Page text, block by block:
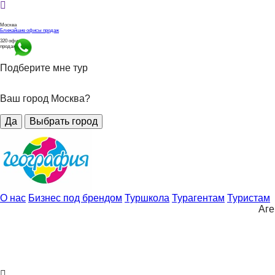
Москва
Ближайшие офисы продаж
320 офисов
продаж
Подберите мне тур
Ваш город Москва?
Да Выбрать город
О нас Бизнес под брендом Туршкола Турагентам Туристам